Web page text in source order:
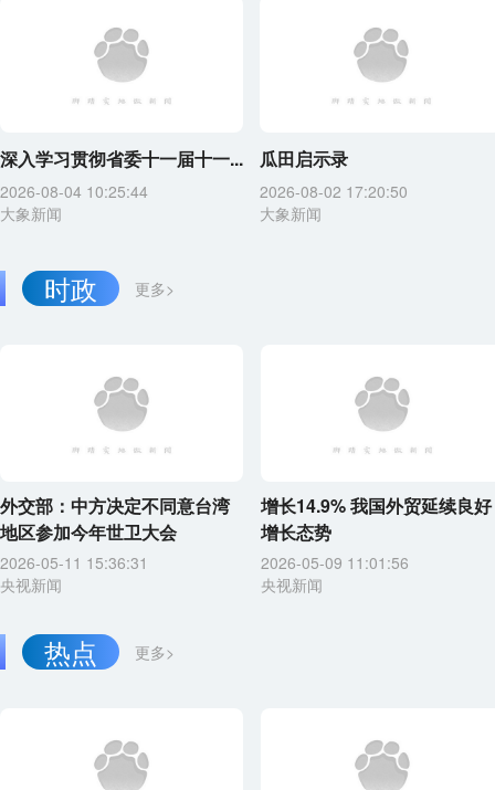
深入学习贯彻省委十一届十一...
2026-08-04 10:25:44
大象新闻
瓜田启示录
2026-08-02 17:20:50
大象新闻
更多>
时政
外交部：中方决定不同意台湾
地区参加今年世卫大会
2026-05-11 15:36:31
央视新闻
增长14.9% 我国外贸延续良好
增长态势
2026-05-09 11:01:56
央视新闻
更多>
热点